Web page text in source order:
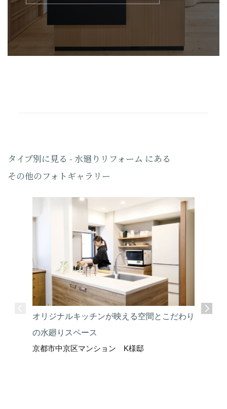
タイプ別に見る - 水廻りリフォーム にある
その他のフォトギャラリー
オリジナルキッチンが映える空間とこだわり
の水廻りスペース
京都市中京区マンション K様邸